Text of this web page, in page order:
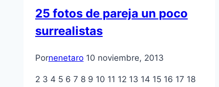
25 fotos de pareja un poco
surrealistas
Pornenetaro 10 noviembre, 2013
2 3 4 5 6 7 8 9 10 11 12 13 14 15 16 17 18